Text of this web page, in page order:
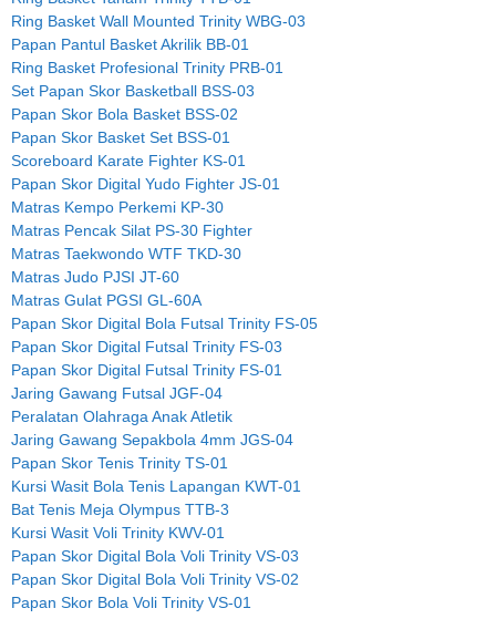
Ring Basket Wall Mounted Trinity WBG-03
Papan Pantul Basket Akrilik BB-01
Ring Basket Profesional Trinity PRB-01
Set Papan Skor Basketball BSS-03
Papan Skor Bola Basket BSS-02
Papan Skor Basket Set BSS-01
Scoreboard Karate Fighter KS-01
Papan Skor Digital Yudo Fighter JS-01
Matras Kempo Perkemi KP-30
Matras Pencak Silat PS-30 Fighter
Matras Taekwondo WTF TKD-30
Matras Judo PJSI JT-60
Matras Gulat PGSI GL-60A
Papan Skor Digital Bola Futsal Trinity FS-05
Papan Skor Digital Futsal Trinity FS-03
Papan Skor Digital Futsal Trinity FS-01
Jaring Gawang Futsal JGF-04
Peralatan Olahraga Anak Atletik
Jaring Gawang Sepakbola 4mm JGS-04
Papan Skor Tenis Trinity TS-01
Kursi Wasit Bola Tenis Lapangan KWT-01
Bat Tenis Meja Olympus TTB-3
Kursi Wasit Voli Trinity KWV-01
Papan Skor Digital Bola Voli Trinity VS-03
Papan Skor Digital Bola Voli Trinity VS-02
Papan Skor Bola Voli Trinity VS-01